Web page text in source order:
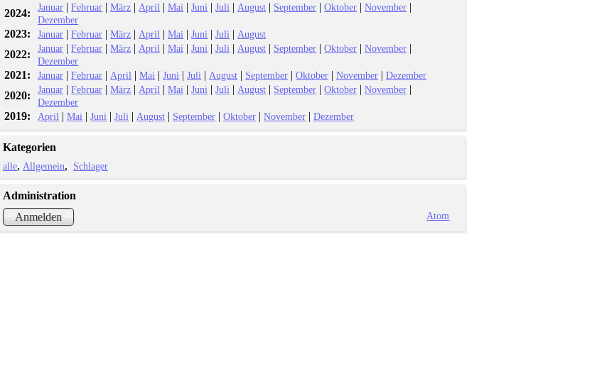
2024: Januar |Februar |März | April |Mai |Juni |Juli | August | September |Oktober |November |
Dezember
2023: Januar |Februar |März | April |Mai |Juni |Juli | August
2022: Januar |Februar |März | April |Mai |Juni |Juli | August | September |Oktober |November |
Dezember
2021: Januar |Februar | April |Mai |Juni |Juli | August | September |Oktober |November |Dezember
2020: Januar |Februar |März | April |Mai |Juni |Juli | August | September |Oktober |November |
Dezember
2019: April |Mai |Juni |Juli | August | September |Oktober |November |Dezember
Kategorien
alle Allgemein Schlager
Administration
Anmelden
Atom